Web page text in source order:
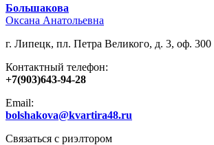
Большакова
Оксана Анатольевна
г. Липецк, пл. Петра Великого, д. 3, оф. 300
Контактный телефон:
+7(903)643-94-28
Email:
bolshakova@kvartira48.ru
Связаться с риэлтором